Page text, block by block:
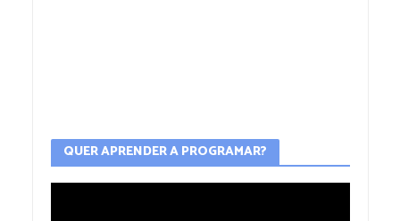
QUER APRENDER A PROGRAMAR?